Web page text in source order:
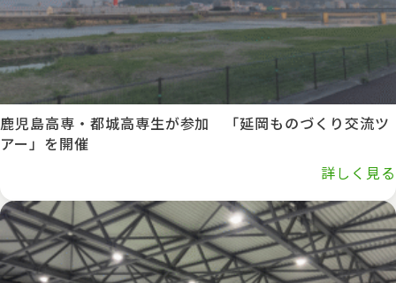
鹿児島高専・都城高専生が参加 「延岡ものづくり交流ツ
アー」を開催
詳しく見る